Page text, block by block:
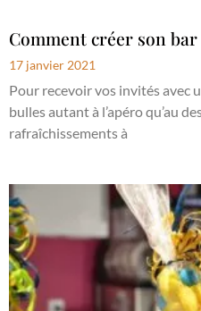
Comment créer son bar
17 janvier 2021
Pour recevoir vos invités avec
bulles autant à l’apéro qu’au
rafraîchissements à